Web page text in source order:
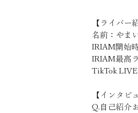
【ライバー
名前：やま
IRIAM開始
IRIAM最高
TikTok LIVE
【インタビ
Q.自己紹介